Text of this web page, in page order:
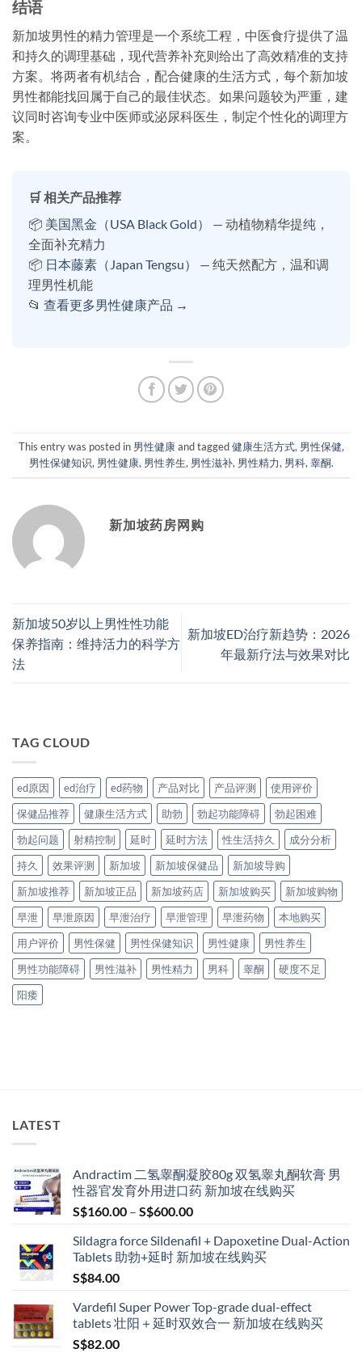
结语
新加坡男性的精力管理是一个系统工程，中医食疗提供了温
和持久的调理基础，现代营养补充则给出了高效精准的支持
方案。将两者有机结合，配合健康的生活方式，每个新加坡
男性都能找回属于自己的最佳状态。如果问题较为严重，建
议同时咨询专业中医师或泌尿科医生，制定个性化的调理方
案。
🛒 相关产品推荐
📦 美国黑金（USA Black Gold）
— 动植物精华提纯，
全面补充精力
📦 日本藤素（Japan Tengsu）
— 纯天然配方，温和调
理男性机能
📂 查看更多男性健康产品 →
This entry was posted in 男性健康and tagged健康生活方式, 男性保健,
男性保健知识, 男性健康, 男性养生, 男性滋补, 男性精力, 男科,睾酮.
新加坡药房网购
新加坡50岁以上男性性功能
保养指南：维持活力的科学方
法
新加坡ED治疗新趋势：2026
年最新疗法与效果对比
TAG CLOUD
ed原因 ed治疗 ed药物 产品对比 产品评测
使用评价
保健品推荐
健康生活方式 助勃 勃起功能障碍
勃起困难
勃起问题
射精控制 延时 延时方法 性生活持久
成分分析
持久
效果评测 新加坡 新加坡保健品
新加坡导购
新加坡推荐
新加坡正品 新加坡药店 新加坡购买
新加坡购物
早泄
早泄原因 早泄治疗 早泄管理 早泄药物
本地购买
用户评价
男性保健 男性保健知识 男性健康
男性养生
男性功能障碍
男性滋补 男性精力 男科 睾酮
硬度不足
阳痿
LATEST
Andractim 二氢睾酮凝胶80g 双氢睾丸酮软膏 男
性器官发育外用进口药 新加坡在线购买
S$160.00 – S$600.00Price
S$160.00
through
Sildagra force Sildenafil + Dapoxetine Dual-Action
Tablets 助勃+延时 新加坡在线购买
S$84.00
Vardefil Super Power Top-grade dual-effect
tablets 壮阳＋延时双效合一 新加坡在线购买
S$82.00